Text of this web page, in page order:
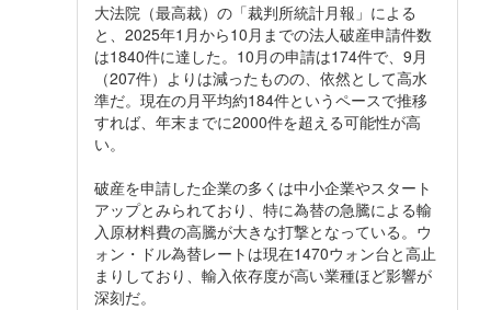
大法院（最高裁）の「裁判所統計月報」による
と、2025年1月から10月までの法人破産申請件数
は1840件に達した。10月の申請は174件で、9月
（207件）よりは減ったものの、依然として高水
準だ。現在の月平均約184件というペースで推移
すれば、年末までに2000件を超える可能性が高
い。
破産を申請した企業の多くは中小企業やスタート
アップとみられており、特に為替の急騰による輸
入原材料費の高騰が大きな打撃となっている。ウ
ォン・ドル為替レートは現在1470ウォン台と高止
まりしており、輸入依存度が高い業種ほど影響が
深刻だ。